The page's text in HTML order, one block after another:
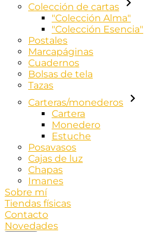
Colección de cartas
"Colección Alma"
"Colección Esencia"
Postales
Marcapáginas
Cuadernos
Bolsas de tela
Tazas
Carteras/monederos
Cartera
Monedero
Estuche
Posavasos
Cajas de luz
Chapas
Imanes
Sobre mí
Tiendas físicas
Contacto
Novedades